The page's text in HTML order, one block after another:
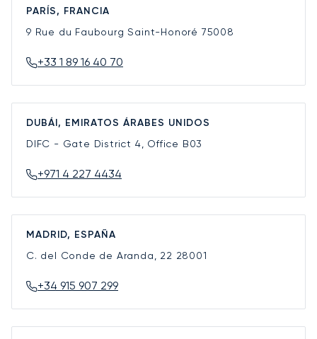
PARÍS, FRANCIA
9 Rue du Faubourg Saint-Honoré 75008
+33 1 89 16 40 70
DUBÁI, EMIRATOS ÁRABES UNIDOS
DIFC - Gate District 4, Office B03
+971 4 227 4434
MADRID, ESPAÑA
C. del Conde de Aranda, 22 28001
+34 915 907 299